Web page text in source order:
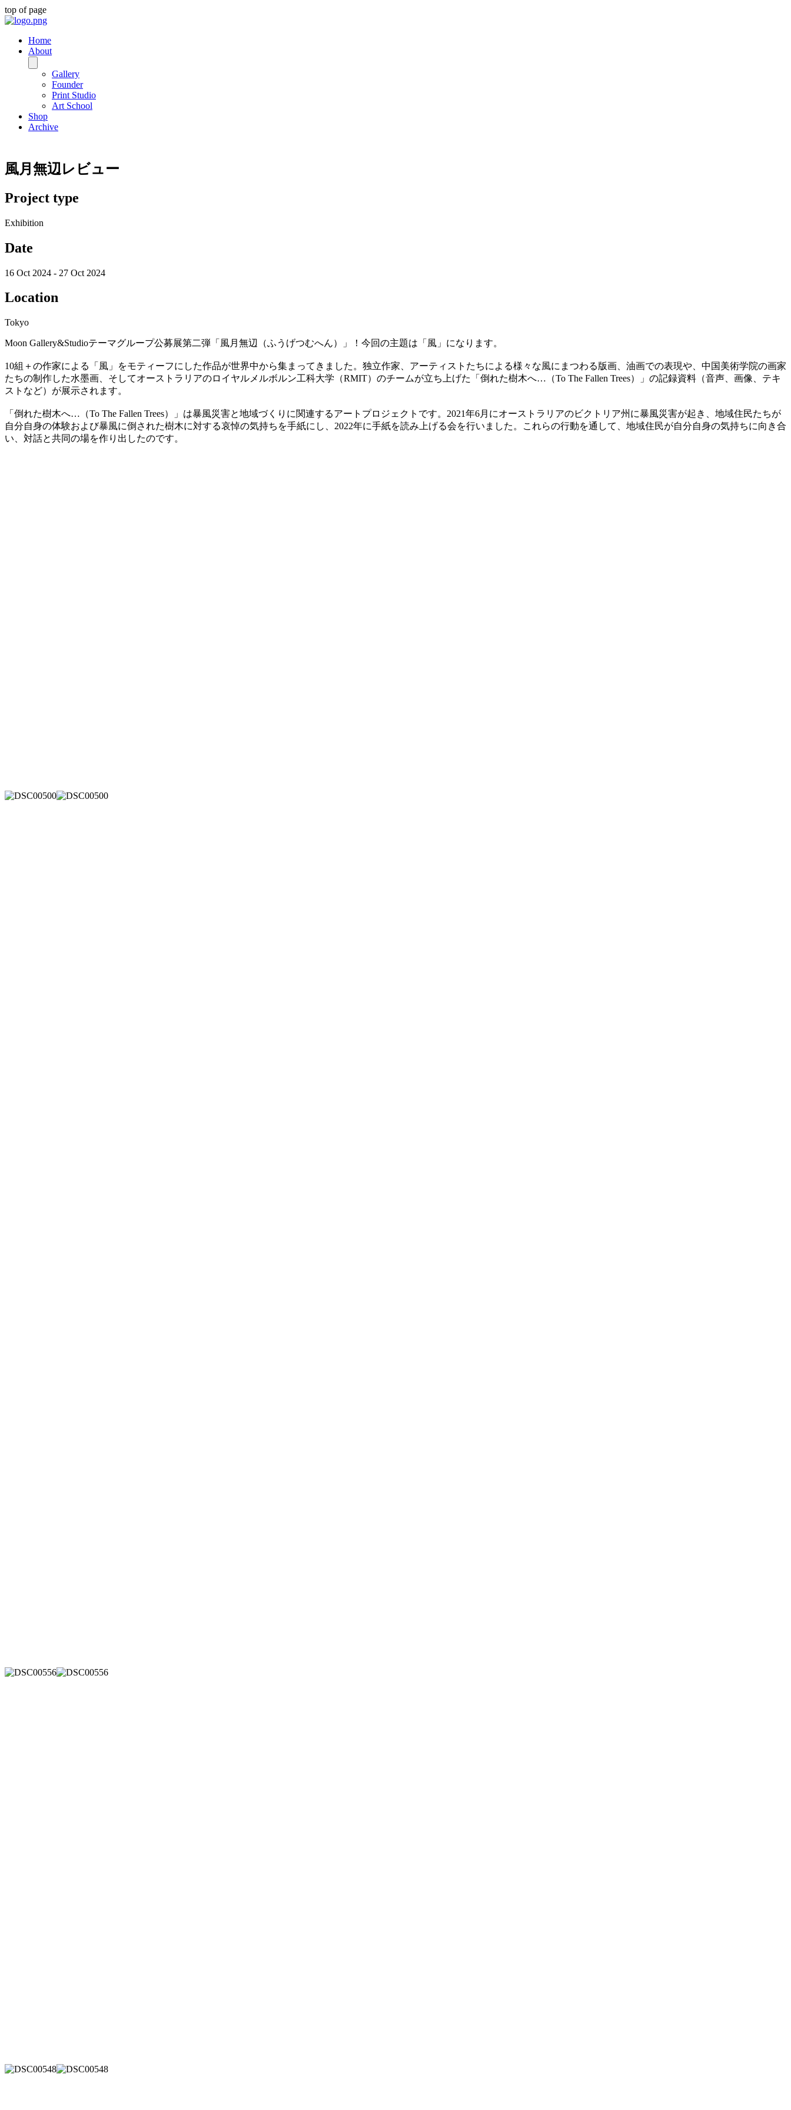
top of page
Home
About
Gallery
Founder
Print Studio
Art School
Shop
Archive
風月無辺レビュー
Project type
Exhibition
Date
16 Oct 2024 - 27 Oct 2024
Location
Tokyo
Moon Gallery&Studioテーマグループ公募展第二弾「風月無辺（ふうげつむへん）」！今回の主題は「風」になります。
10組＋の作家による「風」をモティーフにした作品が世界中から集まってきました。独立作家、アーティストたちによる様々な風にまつわる版画、油画での表現や、中国美術学院の画家
たちの制作した水墨画、そしてオーストラリアのロイヤルメルボルン工科大学（RMIT）のチームが立ち上げた「倒れた樹木へ…（To The Fallen Trees）」の記録資料（音声、画像、テキ
ストなど）が展示されます。
「倒れた樹木へ…（To The Fallen Trees）」は暴風災害と地域づくりに関連するアートプロジェクトです。2021年6月にオーストラリアのビクトリア州に暴風災害が起き、地域住民たちが
自分自身の体験および暴風に倒された樹木に対する哀悼の気持ちを手紙にし、2022年に手紙を読み上げる会を行いました。これらの行動を通して、地域住民が自分自身の気持ちに向き合
い、対話と共同の場を作り出したのです。